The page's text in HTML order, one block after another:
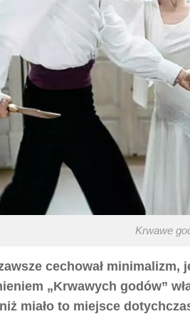
Krwawe
cechował
„Krwawych godów”
miało to miejsce